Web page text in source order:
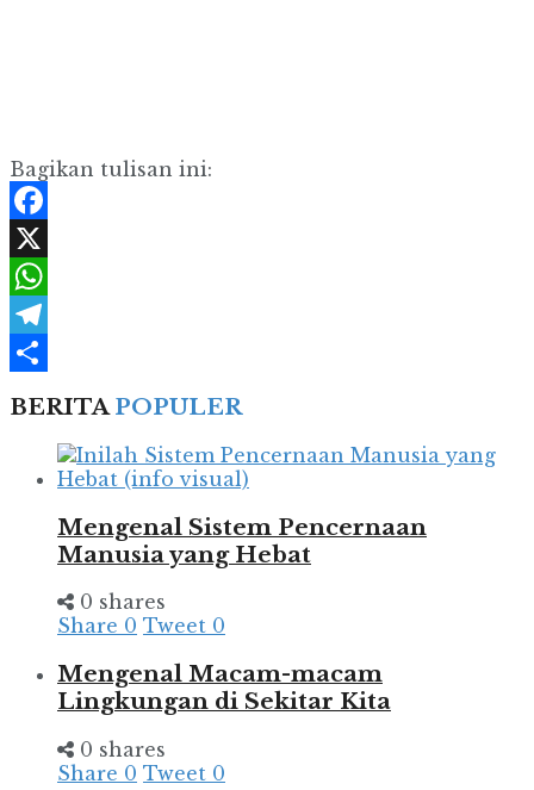
Bagikan tulisan ini:
Facebook
X
WhatsApp
Telegram
BERITAPOPULER
Mengenal Sistem Pencernaan
Manusia yang Hebat
0 shares
Share 0 Tweet 0
Mengenal Macam-macam
Lingkungan di Sekitar Kita
0 shares
Share 0 Tweet 0